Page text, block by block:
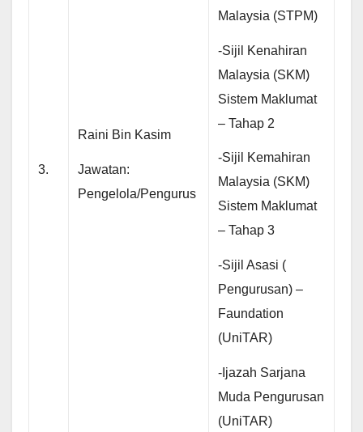
3.
Raini Bin Kasim
Jawatan:
Pengelola/Pengurus
Malaysia (STPM)
-Sijil Kenahiran
Malaysia (SKM)
Sistem Maklumat
– Tahap 2
-Sijil Kemahiran
Malaysia (SKM)
Sistem Maklumat
– Tahap 3
-Sijil Asasi (
Pengurusan) –
Faundation
(UniTAR)
-Ijazah Sarjana
Muda Pengurusan
(UniTAR)